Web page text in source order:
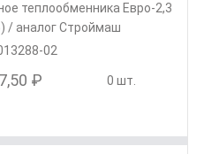
теплообменника Евро-2,3
/ аналог Строймаш
02
₽ 0 шт.